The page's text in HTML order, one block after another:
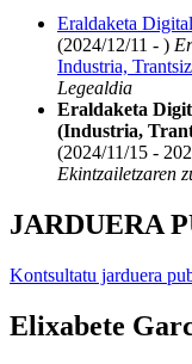
Eraldaketa
(2024/12/11 - )
Industria,
Legealdia
Eraldaketa
(Industria,
(2024/11/15 -
Ekintzailetzaren
JARDUERA
Kontsultatu jarduera
Elixabete